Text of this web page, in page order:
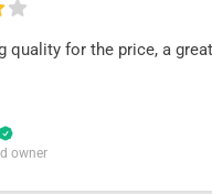
quality for the price, a
owner